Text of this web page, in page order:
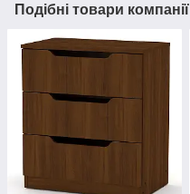
Подібні товари компанії